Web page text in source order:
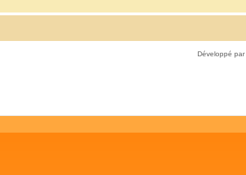
Développé par